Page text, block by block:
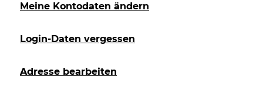
Meine Kontodaten ändern
Login-Daten vergessen
Adresse bearbeiten